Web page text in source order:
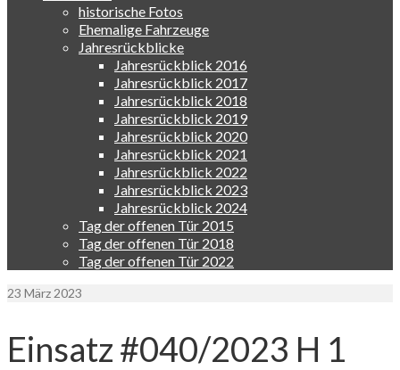
historische Fotos
Ehemalige Fahrzeuge
Jahresrückblicke
Jahresrückblick 2016
Jahresrückblick 2017
Jahresrückblick 2018
Jahresrückblick 2019
Jahresrückblick 2020
Jahresrückblick 2021
Jahresrückblick 2022
Jahresrückblick 2023
Jahresrückblick 2024
Tag der offenen Tür 2015
Tag der offenen Tür 2018
Tag der offenen Tür 2022
23 März 2023
Einsatz #040/2023 H 1